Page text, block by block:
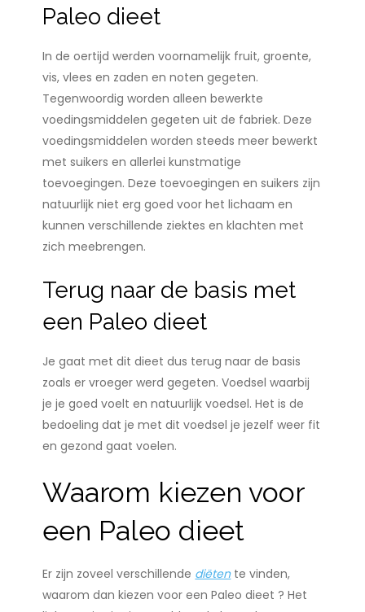
Paleo dieet
In de oertijd werden voornamelijk fruit, groente,
vis, vlees en zaden en noten gegeten.
Tegenwoordig worden alleen bewerkte
voedingsmiddelen gegeten uit de fabriek. Deze
voedingsmiddelen worden steeds meer bewerkt
met suikers en allerlei kunstmatige
toevoegingen. Deze toevoegingen en suikers zijn
natuurlijk niet erg goed voor het lichaam en
kunnen verschillende ziektes en klachten met
zich meebrengen.
Terug naar de basis met
een Paleo dieet
Je gaat met dit dieet dus terug naar de basis
zoals er vroeger werd gegeten. Voedsel waarbij
je je goed voelt en natuurlijk voedsel. Het is de
bedoeling dat je met dit voedsel je jezelf weer fit
en gezond gaat voelen.
Waarom kiezen voor
een Paleo dieet
Er zijn zoveel verschillende diëtente vinden,
waarom dan kiezen voor een Paleo dieet ? Het